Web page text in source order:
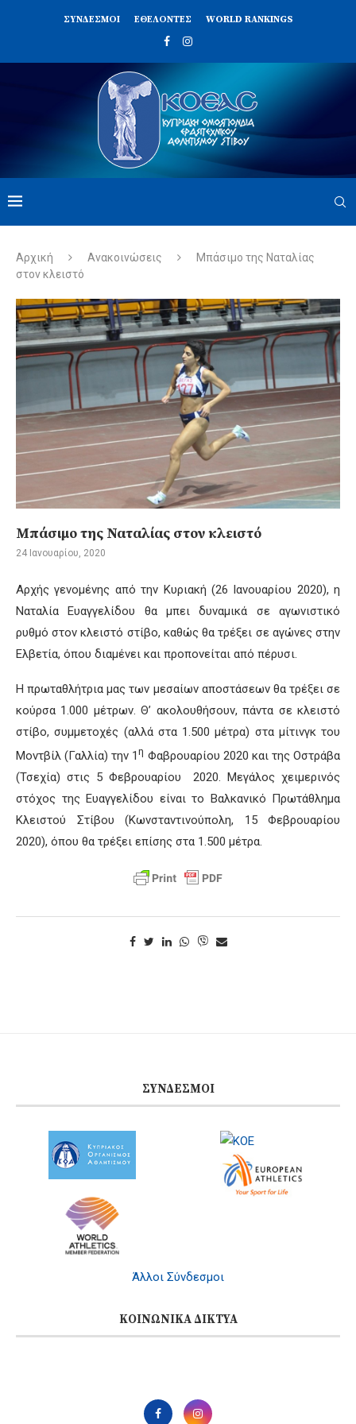
ΣΥΝΔΈΣΜΟΙ ΕΘΕΛΟΝΤΈΣ WORLD RANKINGS
Αρχική Ανακοινώσεις
Μπάσιμο της Ναταλίας
στον κλειστό
Μπάσιμο της Ναταλίας στον κλειστό
24 Ιανουαρίου, 2020
Αρχής γενομένης από την Κυριακή (26 Ιανουαρίου 2020), η
Ναταλία Ευαγγελίδου θα μπει δυναμικά σε αγωνιστικό
ρυθμό στον κλειστό στίβο, καθώς θα τρέξει σε αγώνες στην
Ελβετία, όπου διαμένει και προπονείται από πέρυσι.
Η πρωταθλήτρια μας των μεσαίων αποστάσεων θα τρέξει σε
κούρσα 1.000 μέτρων. Θ’ ακολουθήσουν, πάντα σε κλειστό
στίβο, συμμετοχές (αλλά στα 1.500 μέτρα) στα μίτινγκ του
Μοντβίλ (Γαλλία) την 1η Φαβρουαρίου 2020 και της Οστράβα
(Τσεχία) στις 5 Φεβρουαρίου 2020. Μεγάλος χειμερινός
στόχος της Ευαγγελίδου είναι το Βαλκανικό Πρωτάθλημα
Κλειστού Στίβου (Κωνσταντινούπολη, 15 Φεβρουαρίου
2020), όπου θα τρέξει επίσης στα 1.500 μέτρα.
ΣΎΝΔΕΣΜΟΙ
Άλλοι Σύνδεσμοι
ΚΟΙΝΩΝΙΚΆ ΔΊΚΤΥΑ